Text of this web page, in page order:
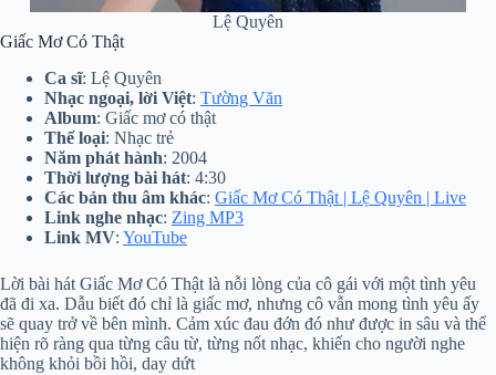
Lệ Quyên
Giấc Mơ Có Thật
Ca sĩ: Lệ Quyên
Nhạc ngoại, lời Việt: Tường Văn
Album: Giấc mơ có thật
Thể loại: Nhạc trẻ
Năm phát hành: 2004
Thời lượng bài hát: 4:30
Các bản thu âm khác: Giấc Mơ Có Thật | Lệ Quyên | Live
Link nghe nhạc: Zing MP3
Link MV: YouTube
Lời bài hát Giấc Mơ Có Thật là nỗi lòng của cô gái với một tình yêu
đã đi xa. Dẫu biết đó chỉ là giấc mơ, nhưng cô vẫn mong tình yêu ấy
sẽ quay trở về bên mình. Cảm xúc đau đớn đó như được in sâu và thể
hiện rõ ràng qua từng câu từ, từng nốt nhạc, khiến cho người nghe
không khỏi bồi hồi, day dứt